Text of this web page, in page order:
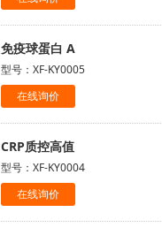
免疫球蛋白 A
型号：XF-KY0005
在线询价
CRP质控高值
型号：XF-KY0004
在线询价